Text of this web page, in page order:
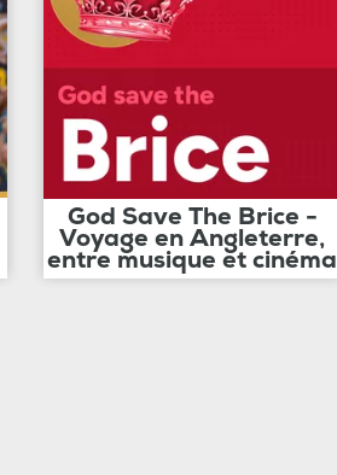
God Save The Brice -
Voyage en Angleterre,
entre musique et cinéma